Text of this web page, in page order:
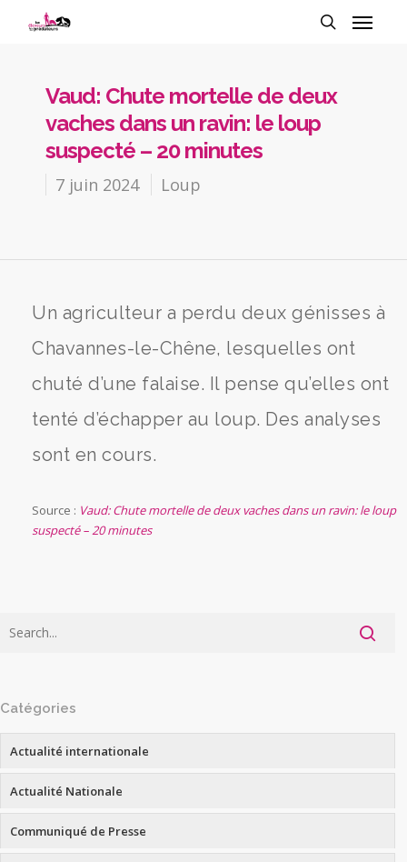
Vaud: Chute mortelle de deux
vaches dans un ravin: le loup
suspecté – 20 minutes
7 juin 2024 Loup
Un agriculteur a perdu deux génisses à
Chavannes-le-Chêne, lesquelles ont
chuté d’une falaise. Il pense qu’elles ont
tenté d’échapper au loup. Des analyses
sont en cours.
Source : Vaud: Chute mortelle de deux vaches dans un ravin: le loup
suspecté – 20 minutes
Catégories
Actualité internationale
Actualité Nationale
Communiqué de Presse